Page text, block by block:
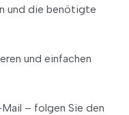
und die benötigte
und einfachen
– folgen Sie den